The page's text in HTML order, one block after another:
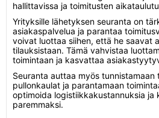
hallittavissa ja toimitusten
Yrityksille lähetyksen seuranta on
asiakaspalvelua ja parantaa
voivat luottaa siihen, että he saavat
tilauksistaan. Tämä vahvistaa
toimintaan ja kasvattaa
Seuranta auttaa myös tunnistamaan
pullonkaulat ja parantamaan
optimoida logistiikkakustannuksia ja
paremmaksi.